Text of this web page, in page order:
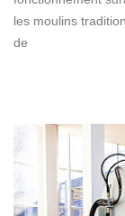
les moulins
de